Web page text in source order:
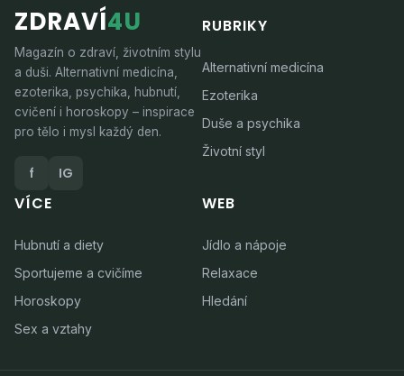
ZDRAVÍ4U
Magazín o zdraví, životním stylu
a duši. Alternativní medicína,
ezoterika, psychika, hubnutí,
cvičení i horoskopy – inspirace
pro tělo i mysl každý den.
f IG
RUBRIKY
Alternativní medicína
Ezoterika
Duše a psychika
Životní styl
VÍCE
Hubnutí a diety
Sportujeme a cvičíme
Horoskopy
Sex a vztahy
WEB
Jídlo a nápoje
Relaxace
Hledání